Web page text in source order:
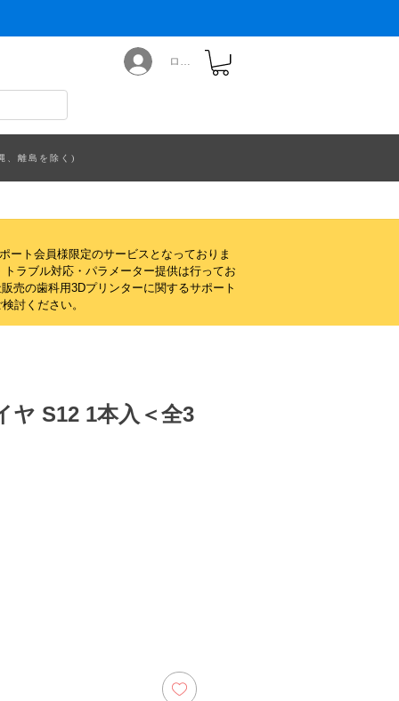
ログイン
、離島を除く)
ート会員様限定のサービスとなっておりま
ラブル対応・パラメーター提供は行ってお
売の歯科用3Dプリンターに関するサポート
討ください。
ヤ S12 1本入＜全3